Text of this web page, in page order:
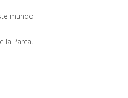
mundo
la Parca.